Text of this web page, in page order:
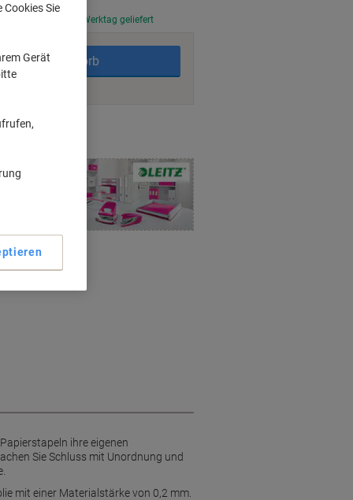
am nächsten Werktag geliefert
In den Warenkorb
ihre eigenen
Sie Schluss mit Unordnung und
mit einer Materialstärke von 0,2 mm.
Sie
Gerät